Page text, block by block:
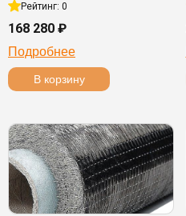
Рейтинг: 0
168 280 ₽
Подробнее
В корзину